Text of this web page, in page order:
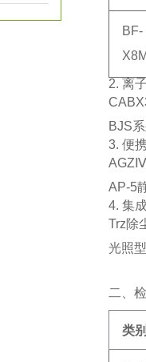
BF-
2. 离
BJS
3. 便
AP-5
4. 集
Trz除
光照
二、
类